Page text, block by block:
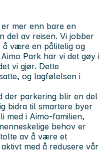
mer enn bare en
del av reisen. Vi jobber
å være en pålitelig og
Park har vi det gøy i
vi gjør. Dette
og lagfølelsen i
der parkering blir en del
bidra til smartere byer
med i Aimo-familien,
behov er
av å være et
med å redusere vår